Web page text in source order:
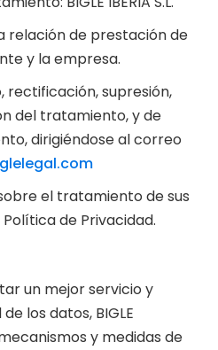
relación de prestación de
y la empresa.
rectificación, supresión,
del tratamiento, y de
dirigiéndose al correo
el tratamiento de sus
de Privacidad.
un mejor servicio y
los datos, BIGLE
y medidas de